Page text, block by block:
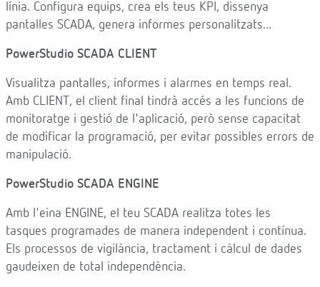
línia. Configura equips, crea els teus KPI, dissenya
pantalles SCADA, genera informes personalitzats...
PowerStudio SCADA CLIENT
Visualitza pantalles, informes i alarmes en temps real.
Amb CLIENT, el client final tindrà accés a les funcions de
monitoratge i gestió de l'aplicació, però sense capacitat
de modificar la programació, per evitar possibles errors de
manipulació.
PowerStudio SCADA ENGINE
Amb l'eina ENGINE, el teu SCADA realitza totes les
tasques programades de manera independent i contínua.
Els processos de vigilància, tractament i càlcul de dades
gaudeixen de total independència.